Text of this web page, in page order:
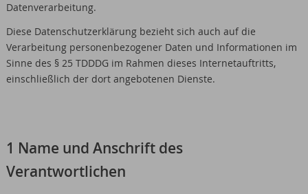
Datenverarbeitung.
Diese Datenschutzerklärung bezieht sich auch auf die
Verarbeitung personenbezogener Daten und Informationen im
Sinne des § 25 TDDDG im Rahmen dieses Internetauftritts,
einschließlich der dort angebotenen Dienste.
1 Name und Anschrift des
Verantwortlichen